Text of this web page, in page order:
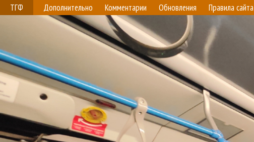
ТГФ Дополнительно Комментарии Обновления Правила сайта